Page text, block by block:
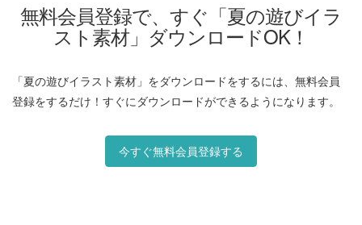
無料会員登録で、すぐ「夏の遊びイラ
スト素材」ダウンロードOK！
「夏の遊びイラスト素材」をダウンロードをするには、無料会員
登録をするだけ！すぐにダウンロードができるようになります。
今すぐ無料会員登録する